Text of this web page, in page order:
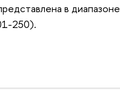
в диапазоне
250).